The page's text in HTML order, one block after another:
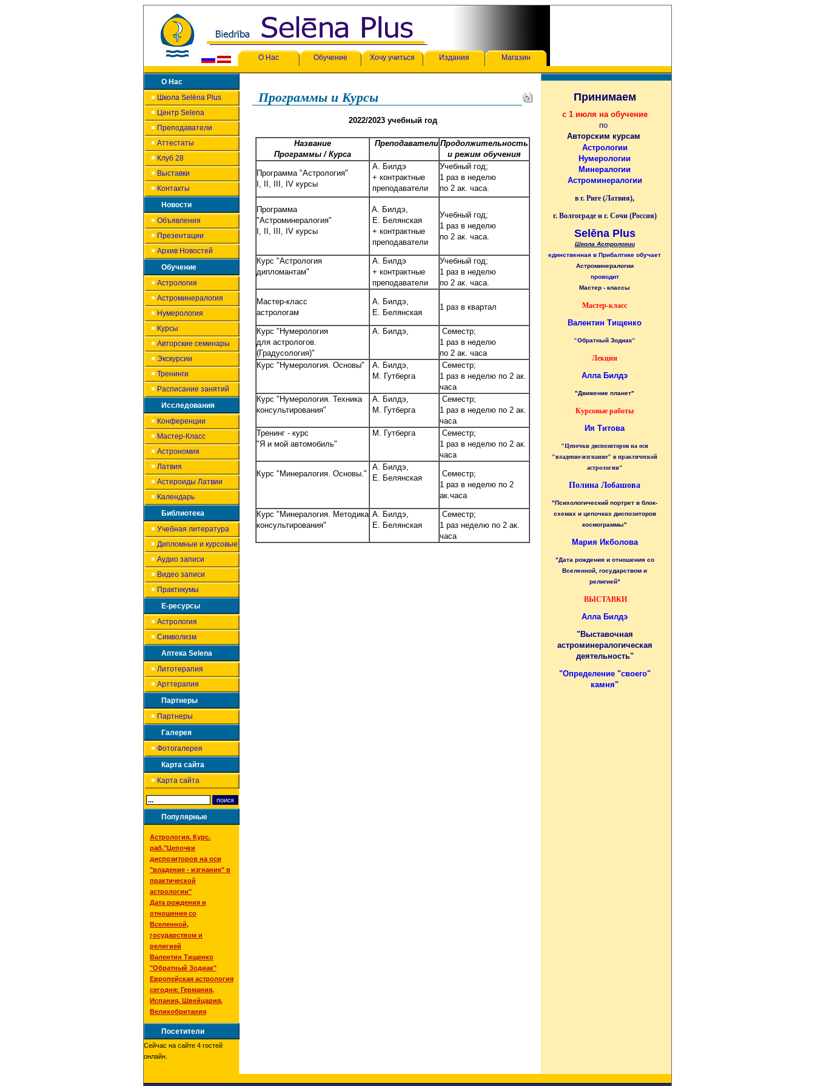
О Нас Обучение Хочу учиться Издания Магазин
О Нас
Школа Selēna Plus
Центр Selena
Преподаватели
Аттестаты
Клуб 28
Выставки
Контакты
Новости
Объявления
Презентации
Архив Новостей
Обучение
Астрология
Астроминералогия
Нумерология
Курсы
Авторские семинары
Экскурсии
Тренинги
Расписание занятий
Исследования
Конференции
Мастер-Класс
Астрономия
Латвия
Астероиды Латвии
Календарь
Библиотека
Учебная литература
Дипломные и курсовые
Аудио записи
Видео записи
Практикумы
Е-ресурсы
Астрология
Символизм
Аптека Selena
Литотерапия
Арттерапия
Партнеры
Партнеры
Галерея
Фотогалерея
Карта сайта
Карта сайта
Популярные
Астрология. Курс.
раб."Цепочки
диспозиторов на оси
"владение - изгнание" в
практической
астрологии"
Дата рождения и
отношения со
Вселенной,
государством и
религией
Валентин Тищенко
"Обратный Зодиак"
Европейская астрология
сегодня: Германия,
Испания, Швейцария,
Великобритания
Посетители
Сейчас на сайте 4 гостей
онлайн.
Программы и Курсы
2022/2023 учебный год
Название
Программы / Курса
Преподаватели Продолжительность
и режим обучения
Программа "Астрология"
I, II, III, IV курсы
А. Билдэ
+ контрактные
преподаватели
Учебный год;
1 раз в неделю
по 2 ак. часа.
Программа
"Астроминералогия"
I, II, III, IV курсы
А. Билдэ,
Е. Белянская
+ контрактные
преподаватели
Учебный год;
1 раз в неделю
по 2 ак. часа.
Курс "Астрология
дипломантам"
А. Билдэ
+ контрактные
преподаватели
Учебный год;
1 раз в неделю
по 2 ак. часа.
Мастер-класс
астрологам
А. Билдэ,
Е. Белянская
1 раз в квартал
Курс "Нумерология
для астрологов.
(Градусология)"
А. Билдэ,
Семестр;
1 раз в неделю
по 2 ак. часа
Курс "Нумерология. Основы"
А. Билдэ,
М. Гутберга
Семестр;
1 раз в неделю по 2 ак.
часа
Курс "Нумерология. Техника
консультирования"
А. Билдэ,
М. Гутберга
Семестр;
1 раз в неделю по 2 ак.
часа
Тренинг - курс
"Я и мой автомобиль"
М. Гутберга
Семестр;
1 раз в неделю по 2 ак.
часа
Курс "Минералогия. Основы."
А. Билдэ,
Е. Белянская
Семестр;
1 раз в неделю по 2
ак.часа
Курс "Минералогия. Методика
консультирования"
А. Билдэ,
Е. Белянская
Семестр;
1 раз неделю по 2 ак.
часа
Принимаем
с 1 июля на обучение
по
Авторским курсам
Астрологии
Нумерологии
Минералогии
Астроминералогии
в г. Риге (Латвия),
г. Волгограде и г. Сочи (Россия)
Selēna Plus
Школа Астрологии
единственная в Прибалтике обучает
Астроминералогии
проводит
Мастер - классы
Мастер-класс
Валентин Тищенко
"Обратный Зодиак"
Лекции
Алла Билдэ
"Движение планет"
Курсовые работы
Ия Титова
"Цепочки диспозиторов на оси
"владение-изгнание" в практической
астрологии"
Полина Лобашова
"Психологический портрет в блок-
схемах и цепочках диспозиторов
космограммы"
Мария Икболова
"Дата рождения и отношения со
Вселенной, государством и
религией"
ВЫСТАВКИ
Алла Билдэ
"Выставочная
астроминералогическая
деятельность"
"Определение "своего"
камня"